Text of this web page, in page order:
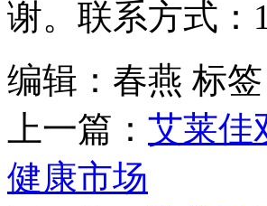
谢。联系方式：
编辑：春燕 标
上一篇： 艾莱佳
健康市场